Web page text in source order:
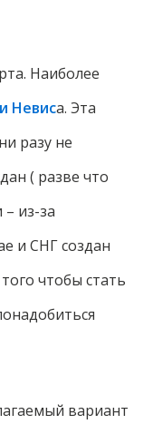
Наиболее
Невиса. Эта
разу не
( разве что
из-за
и СНГ создан
чтобы стать
вариант